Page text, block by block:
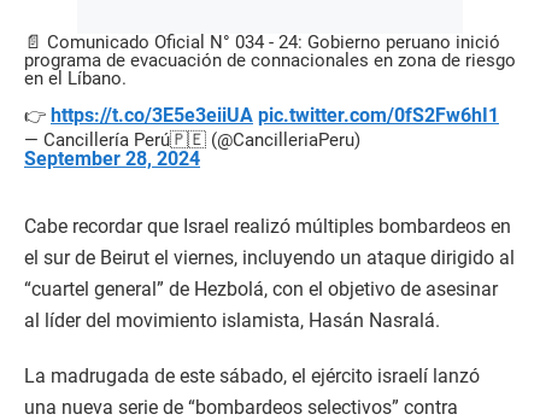
📄 Comunicado Oficial N° 034 - 24: Gobierno peruano inició
programa de evacuación de connacionales en zona de riesgo
en el Líbano.
👉 https://t.co/3E5e3eiiUA pic.twitter.com/0fS2Fw6hI1
— Cancillería Perú🇵🇪 (@CancilleriaPeru)
September 28, 2024
Cabe recordar que Israel realizó múltiples bombardeos en
el sur de Beirut el viernes, incluyendo un ataque dirigido al
“cuartel general” de Hezbolá, con el objetivo de asesinar
al líder del movimiento islamista, Hasán Nasralá.
La madrugada de este sábado, el ejército israelí lanzó
una nueva serie de “bombardeos selectivos” contra